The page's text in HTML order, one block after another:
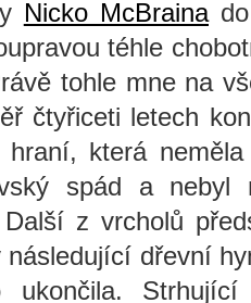
Nicko McBrainado
téhle
tohle mne na
čtyřiceti letech
hraní, která
spád a nebyl
z vrcholů
dřevní